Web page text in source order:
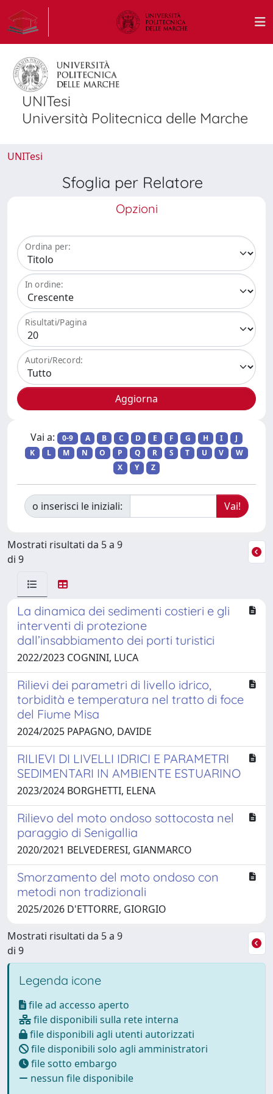
UNITesi
Università Politecnica delle Marche
UNITesi
Sfoglia per Relatore
Opzioni
Ordina per:
In ordine:
Risultati/Pagina
Autori/Record:
Vai a: 0-9 A B C D E F G H I
J
K
L M N O P Q R S T U V
W
X
Y Z
o inserisci le iniziali:
Mostrati risultati da 5 a 9
di 9
La dinamica dei sedimenti costieri e gli
interventi di protezione
dall’insabbiamento dei porti turistici
2022/2023 COGNINI, LUCA
Rilievi dei parametri di livello idrico,
torbidità e temperatura nel tratto di foce
del Fiume Misa
2024/2025 PAPAGNO, DAVIDE
RILIEVI DI LIVELLI IDRICI E PARAMETRI
SEDIMENTARI IN AMBIENTE ESTUARINO
2023/2024 BORGHETTI, ELENA
Rilievo del moto ondoso sottocosta nel
paraggio di Senigallia
2020/2021 BELVEDERESI, GIANMARCO
Smorzamento del moto ondoso con
metodi non tradizionali
2025/2026 D'ETTORRE, GIORGIO
Mostrati risultati da 5 a 9
di 9
Legenda icone
file ad accesso aperto
file disponibili sulla rete interna
file disponibili agli utenti autorizzati
file disponibili solo agli amministratori
file sotto embargo
nessun file disponibile